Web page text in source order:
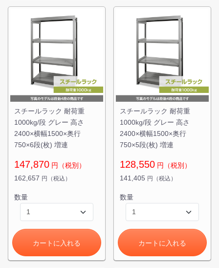
スチールラック 耐荷重
1000kg/段 グレー 高さ
2400×横幅1500×奥行
750×6段(枚) 増連
147,870 円（税別）
162,657 円（税込）
数量
カートに入れる
スチールラック 耐荷重
1000kg/段 グレー 高さ
2400×横幅1500×奥行
750×5段(枚) 増連
128,550 円（税別）
141,405 円（税込）
数量
カートに入れる